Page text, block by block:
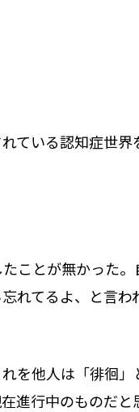
ている認知症世
ことが無かった
れてるよ、と言
を他人は「徘徊
進行中のものだ